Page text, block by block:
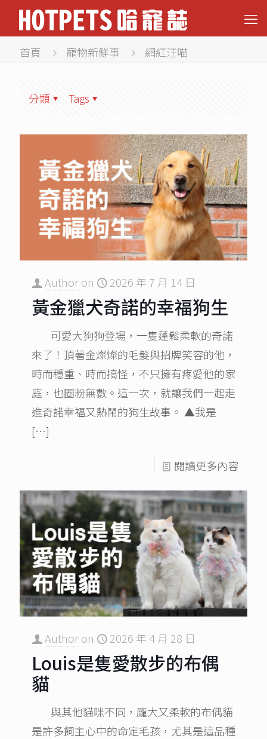
首頁 寵物新鮮事 網紅汪喵
分類 Tags
Authoron 2026 年 7 月 14 日
黃金獵犬奇諾的幸福狗生
可愛大狗狗登場，一隻蓬鬆柔軟的奇諾
來了！頂著金燦燦的毛髮與招牌笑容的他，
時而穩重、時而搞怪，不只擁有疼愛他的家
庭，也圈粉無數。這一次，就讓我們一起走
進奇諾幸福又熱鬧的狗生故事。 ▲我是
[…]
閱讀更多內容
Authoron 2026 年 4 月 28 日
Louis是隻愛散步的布偶
貓
與其他貓咪不同，龐大又柔軟的布偶貓
是許多飼主心中的命定毛孩，尤其是這品種